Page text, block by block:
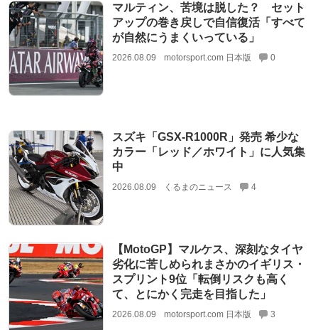
マルティン、苦境は脱した？ セット
アップの巻き戻しで自信復活「すべて
が自然にうまくいっている」
2026.08.09 motorsport.com 日本版 0
スズキ「GSX-R1000R」発売 希少な
カラー「レッド／ホワイト」に人気集
中
2026.08.09 くるまのニュース 4
【MotoGP】マルケス、深刻なタイヤ
劣化に苦しめられまさかのイギリス・
スプリント9位「転倒リスクも高く
て、とにかく完走を目指した」
2026.08.09 motorsport.com 日本版 3